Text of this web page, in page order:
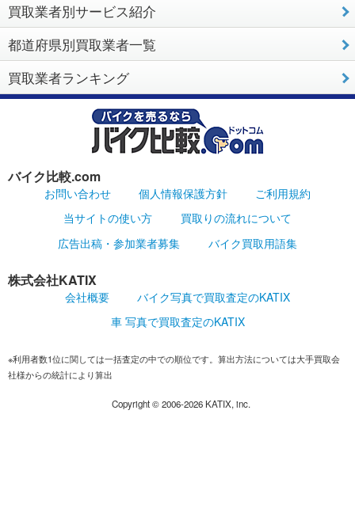
買取業者別サービス紹介
都道府県別買取業者一覧
買取業者ランキング
バイク比較.com
お問い合わせ 個人情報保護方針
ご利用規約
当サイトの使い方
買取りの流れについて
広告出稿・参加業者募集
バイク買取用語集
株式会社KATIX
会社概要
バイク写真で買取査定のKATIX
車 写真で買取査定のKATIX
※利用者数1位に関しては一括査定の中での順位です。算出方法については大手買取会
社様からの統計により算出
Copyright ©2006-2026KATIX, inc.